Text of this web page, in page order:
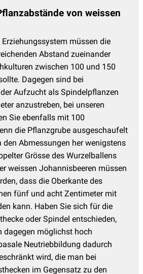
von weissen
müssen die
Abstand zueinander
zwischen 100 und 150
Dagegen sind bei
Aufzucht als Spindelpflanzen
anzustreben, bei unseren
Sie ebenfalls mit 100
die Pflanzgrube ausgeschaufelt
den Abmessungen her wenigstens
Grösse des Wurzelballens
weissen Johannisbeeren müssen
dass die Oberkante des
fünf und acht Zentimeter mit
kann. Haben Sie sich für die
oder Spindel entschieden,
dagegen möglichst hoch
Neutriebbildung dadurch
wird, die man bei
im Gegensatz zu den